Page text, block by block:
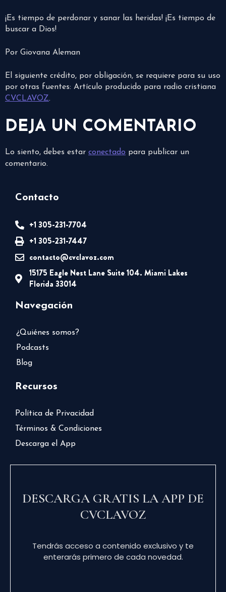
¡Es tiempo de perdonar y sanar las heridas! ¡Es tiempo de
buscar a Dios!
Por Giovana Aleman
El siguiente crédito, por obligación, se requiere para su uso
por otras fuentes: Artículo producido para radio cristiana
CVCLAVOZ.
DEJA UN COMENTARIO
Lo siento, debes estar conectado para publicar un
comentario.
Contacto
+1 305-231-7704
+1 305-231-7447
contacto@cvclavoz.com
15175 Eagle Nest Lane Suite 104. Miami Lakes
Florida 33014
Navegación
¿Quiénes somos?
Podcasts
Blog
Recursos
Política de Privacidad
Términos & Condiciones
Descarga el App
DESCARGA GRATIS LA APP DE
CVCLAVOZ
Tendrás acceso a contenido exclusivo y te
enterarás primero de cada novedad.